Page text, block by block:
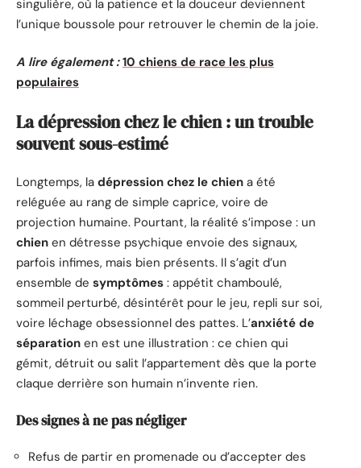
singulière, où la patience et la douceur deviennent
l’unique boussole pour retrouver le chemin de la joie.
A lire également : 10 chiens de race les plus
populaires
La dépression chez le chien : un trouble
souvent sous-estimé
Longtemps, la dépression chez le chien a été
reléguée au rang de simple caprice, voire de
projection humaine. Pourtant, la réalité s’impose : un
chien en détresse psychique envoie des signaux,
parfois infimes, mais bien présents. Il s’agit d’un
ensemble de symptômes : appétit chamboulé,
sommeil perturbé, désintérêt pour le jeu, repli sur soi,
voire léchage obsessionnel des pattes. L’anxiété de
séparation en est une illustration : ce chien qui
gémit, détruit ou salit l’appartement dès que la porte
claque derrière son humain n’invente rien.
Des signes à ne pas négliger
Refus de partir en promenade ou d’accepter des